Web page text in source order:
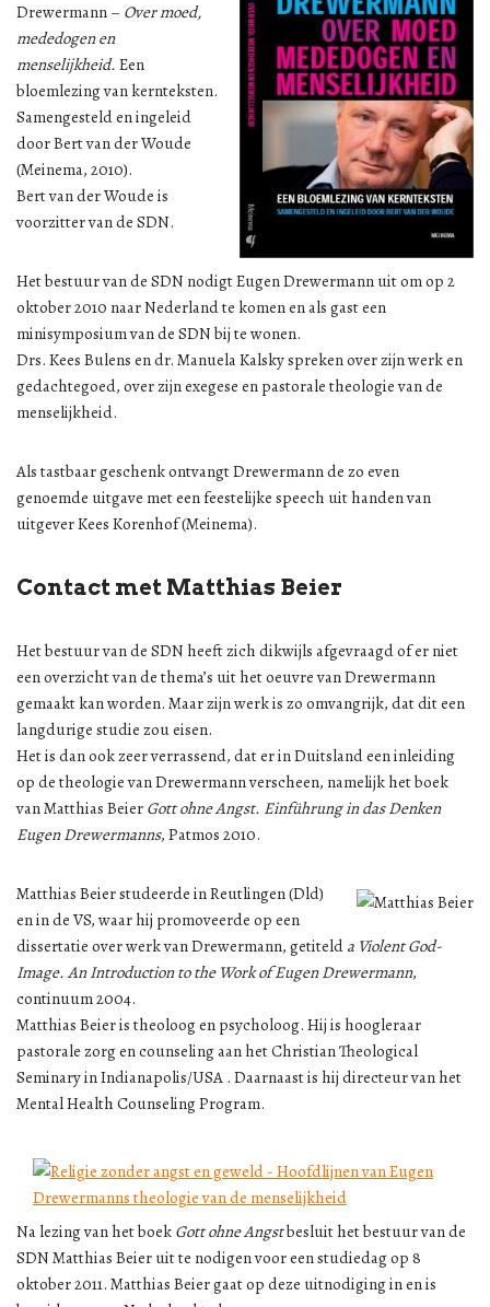
Drewermann – Over moed,
mededogen en
menselijkheid. Een
bloemlezing van kernteksten.
Samengesteld en ingeleid
door Bert van der Woude
(Meinema, 2010).
Bert van der Woude is
voorzitter van de SDN.
Het bestuur van de SDN nodigt Eugen Drewermann uit om op 2
oktober 2010 naar Nederland te komen en als gast een
minisymposium van de SDN bij te wonen.
Drs. Kees Bulens en dr. Manuela Kalsky spreken over zijn werk en
gedachtegoed, over zijn exegese en pastorale theologie van de
menselijkheid.
Als tastbaar geschenk ontvangt Drewermann de zo even
genoemde uitgave met een feestelijke speech uit handen van
uitgever Kees Korenhof (Meinema).
Contact met Matthias Beier
Het bestuur van de SDN heeft zich dikwijls afgevraagd of er niet
een overzicht van de thema’s uit het oeuvre van Drewermann
gemaakt kan worden. Maar zijn werk is zo omvangrijk, dat dit een
langdurige studie zou eisen.
Het is dan ook zeer verrassend, dat er in Duitsland een inleiding
op de theologie van Drewermann verscheen, namelijk het boek
van Matthias Beier Gott ohne Angst. Einführung in das Denken
Eugen Drewermanns, Patmos 2010.
Matthias Beier studeerde in Reutlingen (Dld)
en in de VS, waar hij promoveerde op een
dissertatie over werk van Drewermann, getiteld a Violent God-
Image. An Introduction to the Work of Eugen Drewermann,
continuum 2004.
Matthias Beier is theoloog en psycholoog. Hij is hoogleraar
pastorale zorg en counseling aan het Christian Theological
Seminary in Indianapolis/USA . Daarnaast is hij directeur van het
Mental Health Counseling Program.
Na lezing van het boek Gott ohne Angstbesluit het bestuur van de
SDN Matthias Beier uit te nodigen voor een studiedag op 8
oktober 2011. Matthias Beier gaat op deze uitnodiging in en is